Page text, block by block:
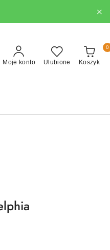
Moje konto Ulubione Koszyk
0